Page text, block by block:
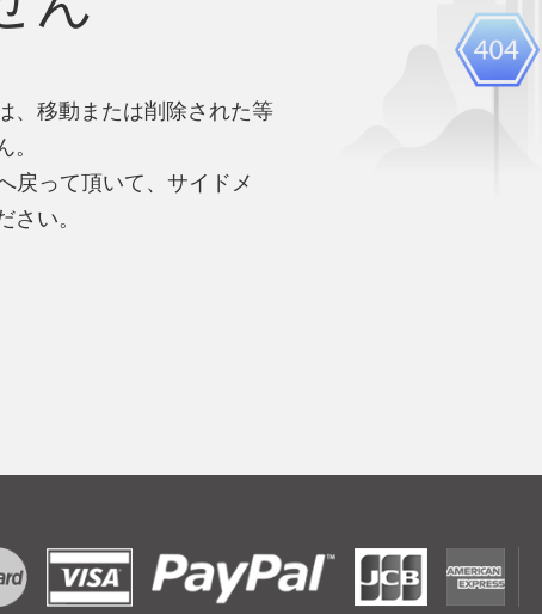
、移動または削除された等
。
戻って頂いて、サイドメ
さい。